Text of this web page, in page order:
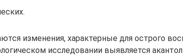
изменения, характерные для острого
исследовании выявляется